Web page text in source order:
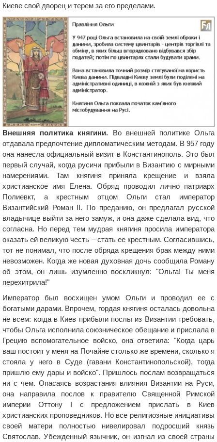
Киеве свой дворец и терем за его пределами.
Внешняя политика княгини. Во внешней политике Ольга
отдавала предпочтение дипломатическим методам. В 957 году
она нанесла официальный визит в Константинополь. Это был
первый случай, когда русичи прибыли в Византию с мирными
намерениями. Там княгиня приняла крещение и взяла
христианское имя Елена. Обряд проводил лично патриарх
Полиевкт, а крестным отцом Ольги стал император
Византийский Роман II. По преданию, он предлагал русской
владычице выйти за него замуж, и она даже сделала вид, что
согласна. Но перед тем мудрая княгиня просила императора
оказать ей великую честь – стать ее крестным. Согласившись,
тот не понимал, что после обряда крещения брак между ними
невозможен. Когда же новая духовная дочь сообщила Роману
об этом, он лишь изумленно воскликнул: "Ольга! Ты меня
перехитрила!"
Император был восхищен умом Ольги и проводил ее с
богатыми дарами. Впрочем, гордая княгиня осталась довольна
не всем: когда в Киев прибыли послы из Византии требовать,
чтобы Ольга исполнила союзническое обещание и прислала в
Грецию вспомогательное войско, она ответила: "Когда царь
ваш постоит у меня на Почайне столько же времени, сколько я
стояла у него в Суде (гавани Константинопольской), тогда
пришлю ему дары и войско". Пришлось послам возвращаться
ни с чем. Опасаясь возрастания влияния Византии на Руси,
она направила послов к правителю Священной Римской
империи Оттону I с предложением прислать в Киев
христианских проповедников. Но все религиозные инициативы
своей матери полностью нивелировал подросший князь
Святослав. Убежденный язычник, он изгнал из своей страны